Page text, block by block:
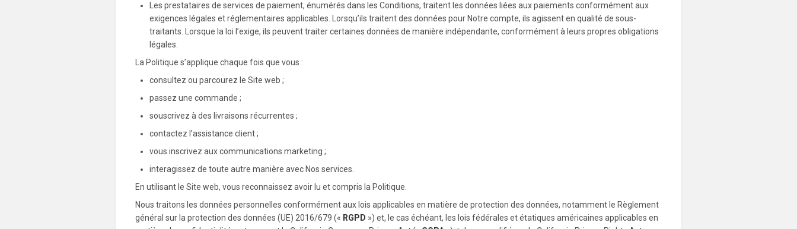
Les prestataires de services de paiement, énumérés dans les Conditions, traitent les données liées aux paiements conformément aux
exigences légales et réglementaires applicables. Lorsqu’ils traitent des données pour Notre compte, ils agissent en qualité de sous-
traitants. Lorsque la loi l’exige, ils peuvent traiter certaines données de manière indépendante, conformément à leurs propres obligations
légales.
La Politique s’applique chaque fois que vous :
consultez ou parcourez le Site web ;
passez une commande ;
souscrivez à des livraisons récurrentes ;
contactez l’assistance client ;
vous inscrivez aux communications marketing ;
interagissez de toute autre manière avec Nos services.
En utilisant le Site web, vous reconnaissez avoir lu et compris la Politique.
Nous traitons les données personnelles conformément aux lois applicables en matière de protection des données, notamment le Règlement
général sur la protection des données (UE) 2016/679 (« RGPD ») et, le cas échéant, les lois fédérales et étatiques américaines applicables en